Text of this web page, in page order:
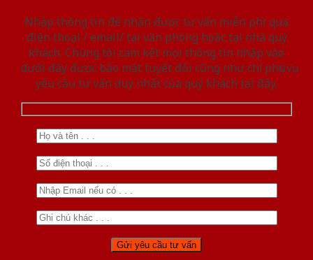
Nhập thông tin để nhận được tư vấn miễn phí qua
điện thoại / email/ tại văn phòng hoặc tại nhà quý
khách. Chúng tôi cam kết mọi thông tin nhập vào
dưới đây được bảo mật tuyệt đối cũng như chỉ phục vụ
yêu cầu tư vấn duy nhất của quý khách tại đây.